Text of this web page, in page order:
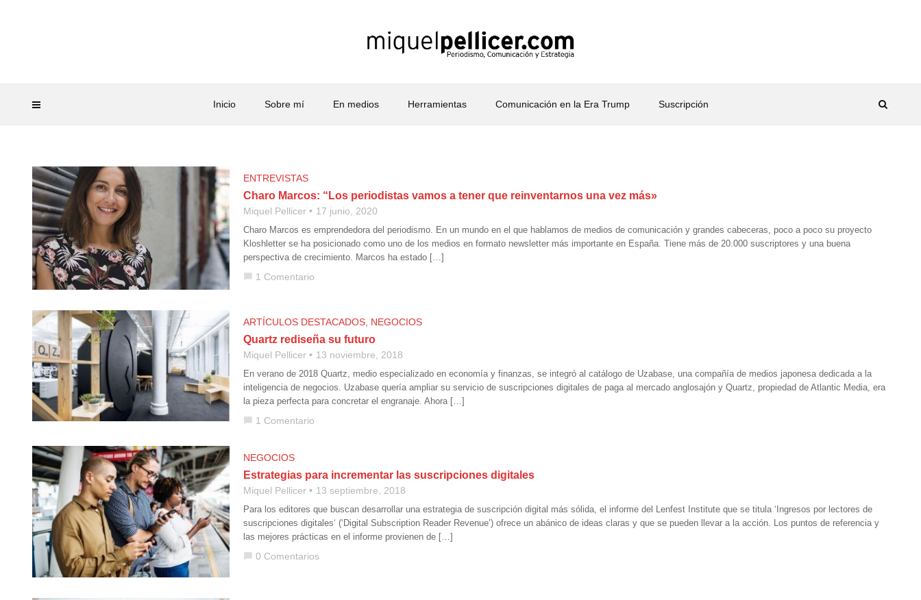
Inicio Sobre mí En medios Herramientas Comunicación en la Era Trump Suscripción
ENTREVISTAS
Charo Marcos: “Los periodistas vamos a tener que reinventarnos una vez más»
Miquel Pellicer 17 junio, 2020
Charo Marcos es emprendedora del periodismo. En un mundo en el que hablamos de medios de comunicación y grandes cabeceras, poco a poco su proyecto
Kloshletter se ha posicionado como uno de los medios en formato newsletter más importante en España. Tiene más de 20.000 suscriptores y una buena
perspectiva de crecimiento. Marcos ha estado […]
chat_bubble 1 Comentario
ARTÍCULOS DESTACADOS NEGOCIOS
Quartz rediseña su futuro
Miquel Pellicer 13 noviembre, 2018
En verano de 2018 Quartz, medio especializado en economía y finanzas, se integró al catálogo de Uzabase, una compañía de medios japonesa dedicada a la
inteligencia de negocios. Uzabase quería ampliar su servicio de suscripciones digitales de paga al mercado anglosajón y Quartz, propiedad de Atlantic Media, era
la pieza perfecta para concretar el engranaje. Ahora […]
chat_bubble 1 Comentario
NEGOCIOS
Estrategias para incrementar las suscripciones digitales
Miquel Pellicer 13 septiembre, 2018
Para los editores que buscan desarrollar una estrategia de suscripción digital más sólida, el informe del Lenfest Institute que se titula ‘Ingresos por lectores de
suscripciones digitales‘ (‘Digital Subscription Reader Revenue’) ofrece un abánico de ideas claras y que se pueden llevar a la acción. Los puntos de referencia y
las mejores prácticas en el informe provienen de […]
chat_bubble 0 Comentarios